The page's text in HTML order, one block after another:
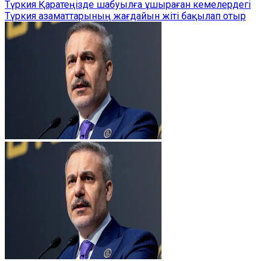
Түркия Қаратеңізде шабуылға ұшыраған кемелердегі
Түркия азаматтарының жағдайын жіті бақылап отыр